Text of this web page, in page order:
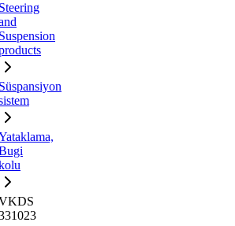
Steering
Suspension
Süspansiyon